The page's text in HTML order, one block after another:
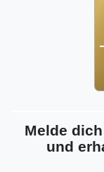
Melde
und